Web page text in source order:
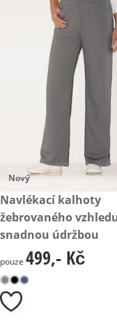
Nový
499,- Kč
Navlékací kalhoty
žebrovaného
snadnou údržbou
499,- Kč
pouze 499,- Kč